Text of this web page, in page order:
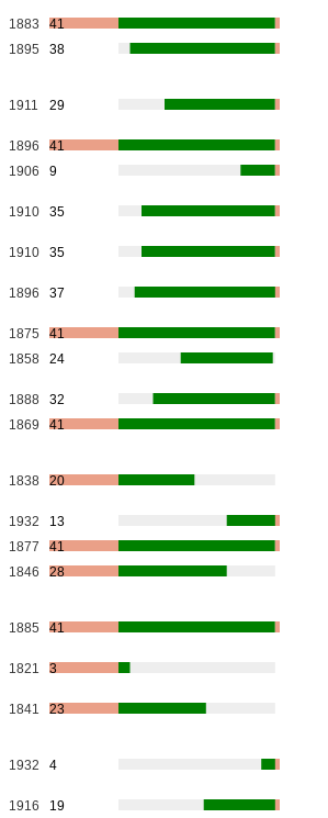
1883
41
1895 38
1911 29
1896
41
1906 9
1910 35
1910 35
1896 37
1875
41
1858 24
1888
32
1869 41
1838 20
1932
13
1877
41
1846 28
1885 41
1821 3
1841 23
1932 4
1916
19